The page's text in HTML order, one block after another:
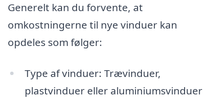
Generelt kan du forvente, at
omkostningerne til nye vinduer kan
opdeles som følger:
Type af vinduer: Trævinduer,
plastvinduer eller aluminiumsvinduer